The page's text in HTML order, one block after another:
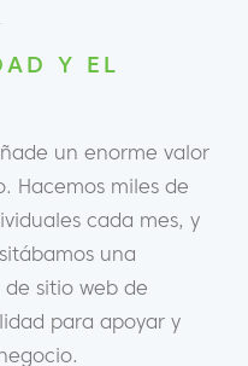
Y EL
un enorme valor
Hacemos miles de
cada mes, y
una
sitio web de
para apoyar y